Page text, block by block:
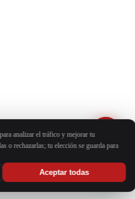
analizar el tráfico y mejorar tu
o rechazarlas; tu elección se guarda para
Aceptar todas
los derechos reservados.